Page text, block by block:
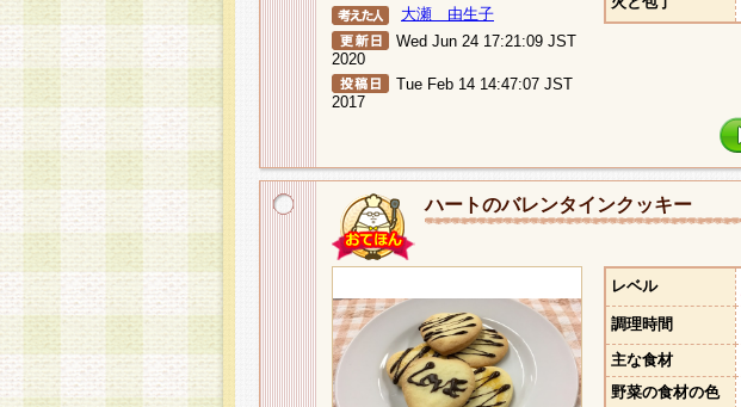
大瀬 由生子
Wed Jun 24 17:21:09 JST
2020
Tue Feb 14 14:47:07 JST
2017
ハートのバレンタインクッキー
レベル
調理時間
主な食材
野菜の食材の色